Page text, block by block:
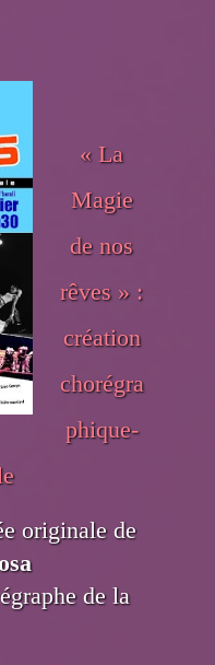
« La
Magie
de nos
rêves » :
création
chorégra
phique-
originale de
de la